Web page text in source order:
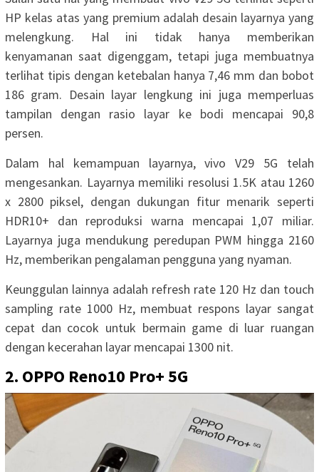
HP kelas atas yang premium adalah desain layarnya yang
melengkung. Hal ini tidak hanya memberikan
kenyamanan saat digenggam, tetapi juga membuatnya
terlihat tipis dengan ketebalan hanya 7,46 mm dan bobot
186 gram. Desain layar lengkung ini juga memperluas
tampilan dengan rasio layar ke bodi mencapai 90,8
persen.
Dalam hal kemampuan layarnya, vivo V29 5G telah
mengesankan. Layarnya memiliki resolusi 1.5K atau 1260
x 2800 piksel, dengan dukungan fitur menarik seperti
HDR10+ dan reproduksi warna mencapai 1,07 miliar.
Layarnya juga mendukung peredupan PWM hingga 2160
Hz, memberikan pengalaman pengguna yang nyaman.
Keunggulan lainnya adalah refresh rate 120 Hz dan touch
sampling rate 1000 Hz, membuat respons layar sangat
cepat dan cocok untuk bermain game di luar ruangan
dengan kecerahan layar mencapai 1300 nit.
2. OPPO Reno10 Pro+ 5G